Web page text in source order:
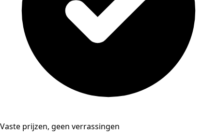
Vaste prijzen, geen verrassingen